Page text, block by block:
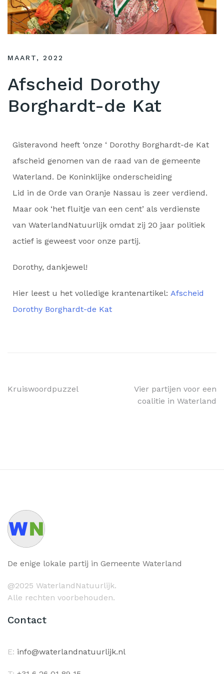
MAART, 2022
Afscheid Dorothy
Borghardt-de Kat
Gisteravond heeft ‘onze ‘ Dorothy Borghardt-de Kat
afscheid genomen van de raad van de gemeente
Waterland. De Koninklijke onderscheiding
Lid in de Orde van Oranje Nassau is zeer verdiend.
Maar ook ‘het fluitje van een cent’ als verdienste
van WaterlandNatuurlijk omdat zij 20 jaar politiek
actief is geweest voor onze partij.
Dorothy, dankjewel!
Hier leest u het volledige krantenartikel: Afscheid
Dorothy Borghardt-de Kat
Kruiswoordpuzzel
Vier partijen voor een
coalitie in Waterland
De enige lokale partij in Gemeente Waterland
@2025 WaterlandNatuurlijk.
Alle rechten voorbehouden.
Contact
E: info@waterlandnatuurlijk.nl